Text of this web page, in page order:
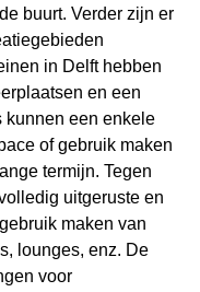
buurt. Verder zijn er
in Delft hebben
en een
kunnen een enkele
of gebruik maken
termijn. Tegen
uitgeruste en
maken van
lounges, enz. De
voor